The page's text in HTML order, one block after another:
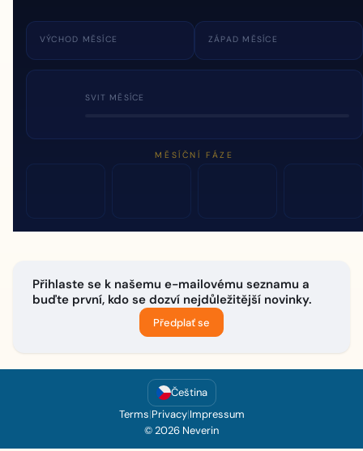
VÝCHOD MĚSÍCE ZÁPAD MĚSÍCE
SVIT MĚSÍCE
MĚSÍČNÍ FÁZE
Přihlaste se k našemu e-mailovému seznamu a
buďte první, kdo se dozví nejdůležitější novinky.
Předplať se
Čeština
Terms|Privacy|Impressum
© 2026 Neverin